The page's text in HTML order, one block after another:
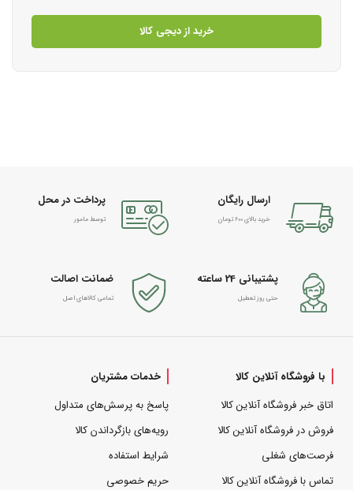
خرید از دیجی کالا
ارسال رایگان
خرید بالای 600 تومان
پرداخت در محل
توسط مامور
پشتیبانی 24 ساعته
حتی روز تعطیل
ضمانت اصالت
تمامی کالاهای اصل
با فروشگاه آنلاین کالا
اتاق خبر فروشگاه آنلاین کالا
فروش در فروشگاه آنلاین کالا
فرصت‌های شغلی
تماس با فروشگاه آنلاین کالا
خدمات مشتریان
پاسخ به پرسش‌های متداول
رویه‌های بازگرداندن کالا
شرایط استفاده
حریم خصوصی